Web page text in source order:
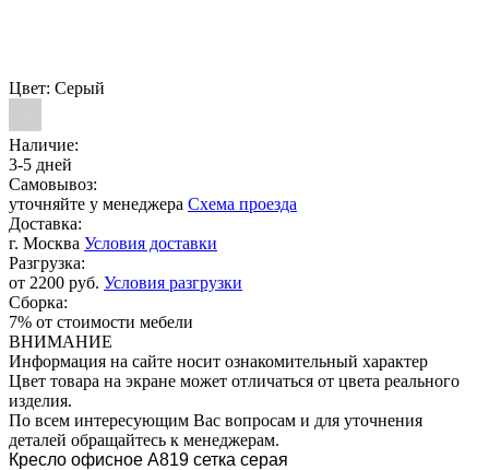
Цвет: Серый
Наличие:
3-5 дней
Самовывоз:
уточняйте у менеджера Схема проезда
Доставка:
г. Москва Условия доставки
Разгрузка:
от 2200 руб. Условия разгрузки
Сборка:
7% от стоимости мебели
ВНИМАНИЕ
Информация на сайте носит ознакомительный характер
Цвет товара на экране может отличаться от цвета реального
изделия.
По всем интересующим Вас вопросам и для уточнения
деталей обращайтесь к менеджерам.
Кресло офисное A819 сетка серая